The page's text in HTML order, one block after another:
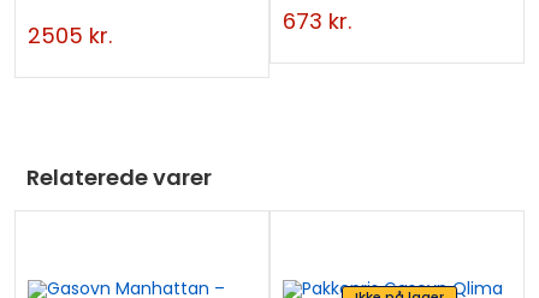
2505 kr. 673 kr.
Relaterede varer